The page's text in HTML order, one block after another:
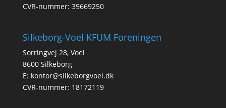
CVR-nummer: 39669250
Silkeborg-Voel KFUM Foreningen
Sorringvej 28, Voel
8600 Silkeborg
E: kontor@silkeborgvoel.dk
CVR-nummer: 18172119